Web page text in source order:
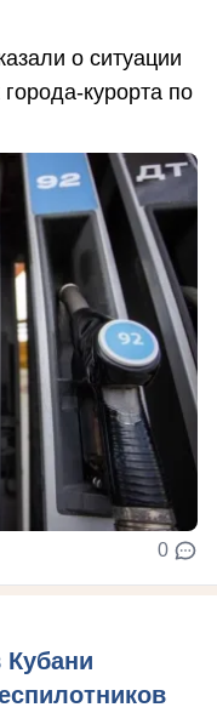
о ситуации
курорта по
0
Кубани